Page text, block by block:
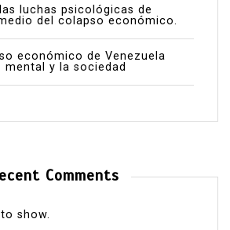
luchas psicológicas de
del colapso económico.
económico de Venezuela
y la sociedad
Comments
show.